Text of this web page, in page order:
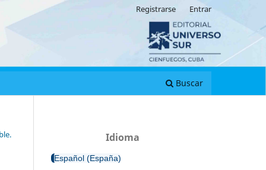
Buscar
Registrarse Entrar
Idioma
Español (España)